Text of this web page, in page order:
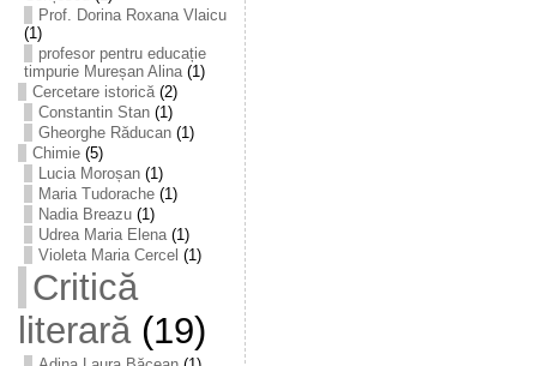
Prof. Dorina Roxana Vlaicu
(1)
profesor pentru educație
timpurie Mureșan Alina(1)
Cercetare istorică(2)
Constantin Stan(1)
Gheorghe Răducan(1)
Chimie(5)
Lucia Moroșan(1)
Maria Tudorache(1)
Nadia Breazu(1)
Udrea Maria Elena(1)
Violeta Maria Cercel (1)
Critică
literară(19)